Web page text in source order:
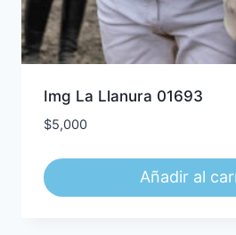
Img La Llanura 01693
$5,000
Añadir al